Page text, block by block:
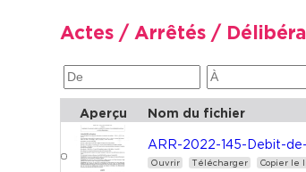
Actes / Arrêtés /
Aperçu Nom du fichier
ARR-2022-145-Debit-
Ouvrir Télécharger Copier le